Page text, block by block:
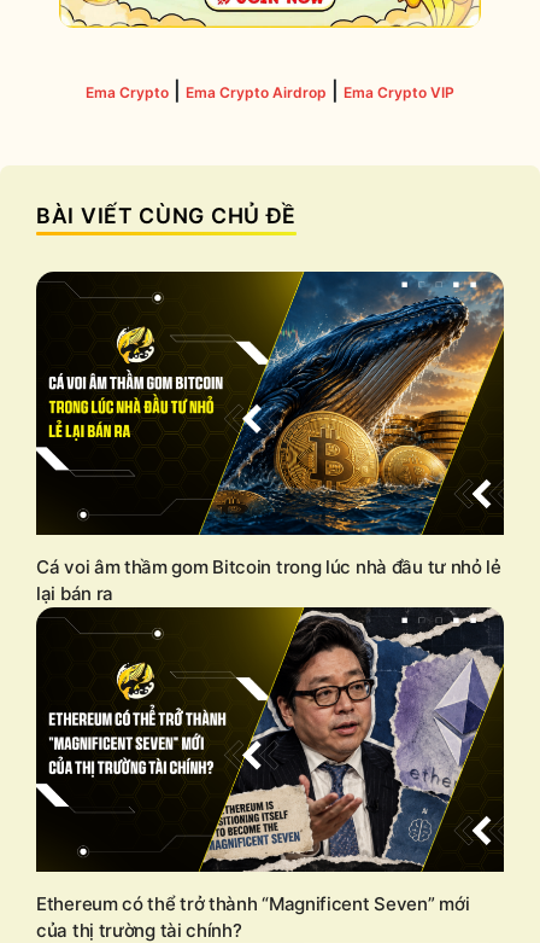
Ema Crypto Ema Crypto Airdrop Ema Crypto VIP
BÀI VIẾT CÙNG CHỦ ĐỀ
Cá voi âm thầm gom Bitcoin trong lúc nhà đầu tư nhỏ lẻ
lại bán ra
Ethereum có thể trở thành “Magnificent Seven” mới
của thị trường tài chính?